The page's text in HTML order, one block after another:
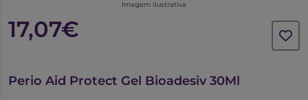
Imagem ilustrativa
17,07€
Perio Aid Protect Gel Bioadesiv 30Ml